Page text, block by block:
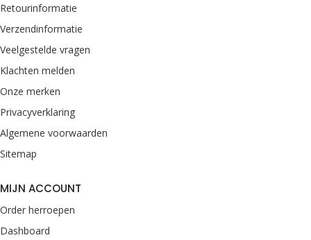
Retourinformatie
Verzendinformatie
Veelgestelde vragen
Klachten melden
Onze merken
Privacyverklaring
Algemene voorwaarden
Sitemap
MIJN ACCOUNT
Order herroepen
Dashboard